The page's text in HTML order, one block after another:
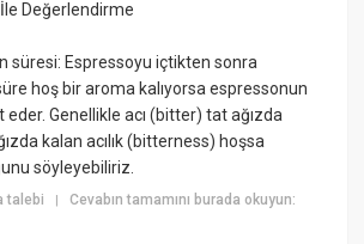
Değerlendirme
süresi: Espressoyu içtikten sonra
hoş bir aroma kalıyorsa espressonun
Genellikle acı (bitter) tat ağızda
kalan acılık (bitterness) hoşsa
söyleyebiliriz.
talebi |Cevabın tamamını burada okuyun: